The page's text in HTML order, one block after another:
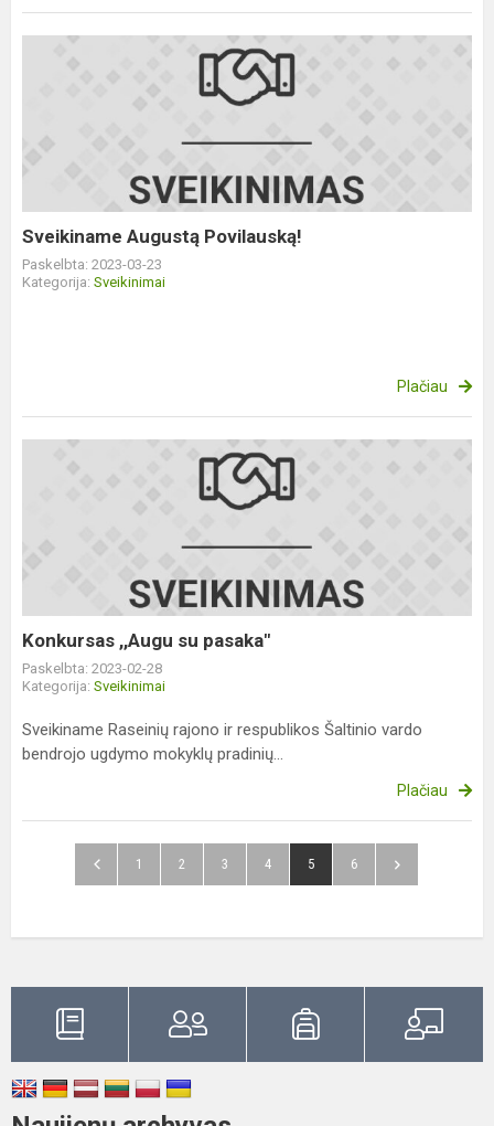
Sveikiname Augustą Povilauską!
Paskelbta: 2023-03-23
Kategorija: Sveikinimai
Plačiau
Konkursas ,,Augu su pasaka"
Paskelbta: 2023-02-28
Kategorija: Sveikinimai
Sveikiname Raseinių rajono ir respublikos Šaltinio vardo
bendrojo ugdymo mokyklų pradinių...
Plačiau
1 2 3 4 5 6